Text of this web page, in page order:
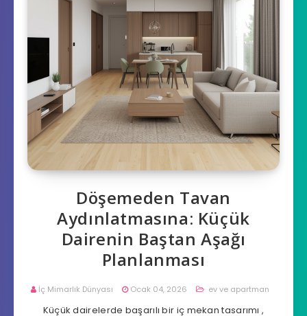
Döşemeden Tavan
Aydınlatmasına: Küçük
Dairenin Baştan Aşağı
Planlanması
İç Mimarlık Dünyası Ocak 04, 2026 ev ve apartman
Küçük dairelerde başarılı bir iç mekan tasarımı ,